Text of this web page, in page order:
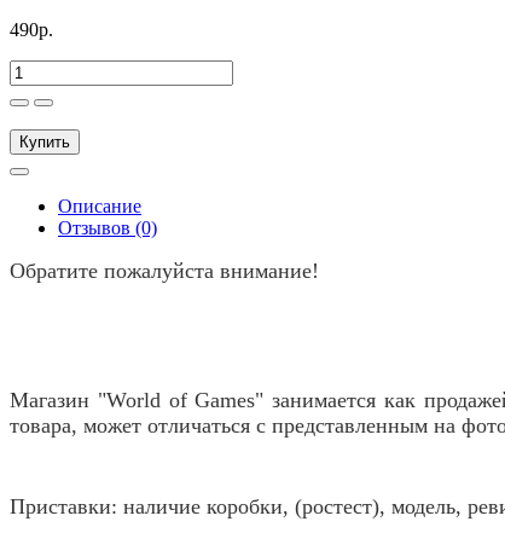
490р.
Купить
Описание
Отзывов (0)
Обратите пожалуйста внимание!
Магазин "World of Games" занимается как
товара, может отличаться с представленным на
Приставки: наличие коробки, (ростест), модель,